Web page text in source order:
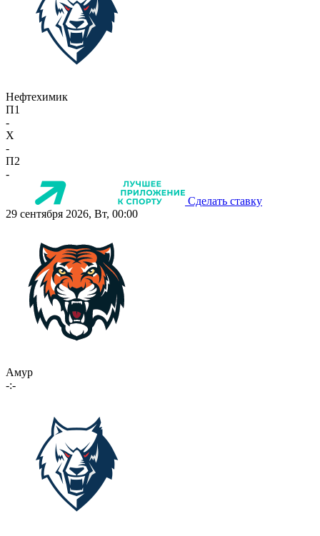
Нефтехимик
П1
-
X
-
П2
-
Сделать ставку
29 сентября 2026, Вт, 00:00
Амур
-:-